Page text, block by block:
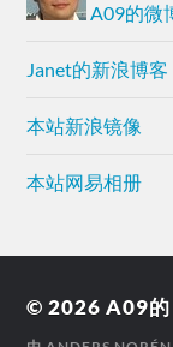
A09的微
Janet的新浪博客
本站新浪镜像
本站网易相册
© 2026A09